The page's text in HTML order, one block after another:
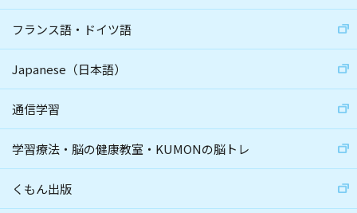
フランス語・ドイツ語
Japanese（日本語）
通信学習
学習療法・脳の健康教室・KUMONの脳トレ
くもん出版